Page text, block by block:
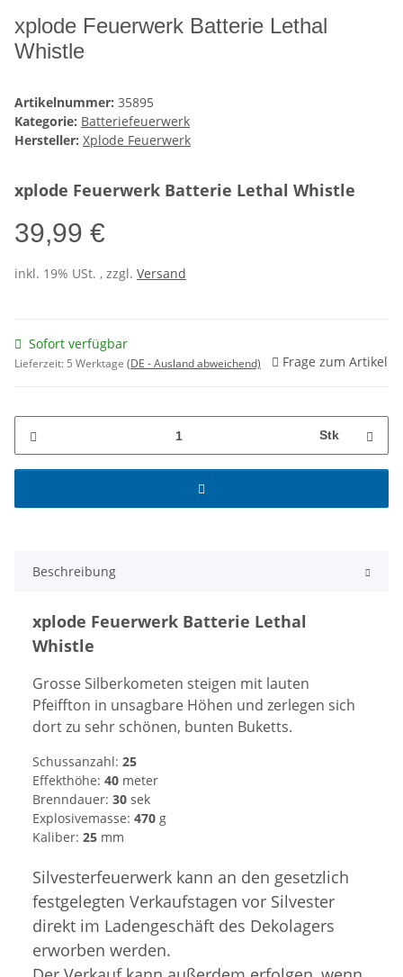
xplode Feuerwerk Batterie Lethal
Whistle
Artikelnummer: 35895
Kategorie: Batteriefeuerwerk
Hersteller: Xplode Feuerwerk
xplode Feuerwerk Batterie Lethal Whistle
39,99 €
inkl. 19% USt. , zzgl. Versand
Sofort verfügbar
Lieferzeit: 5 Werktage (DE - Ausland abweichend) Frage zum Artikel
Stk
Beschreibung
xplode Feuerwerk Batterie Lethal
Whistle
Grosse Silberkometen steigen mit lauten
Pfeiffton in unsagbare Höhen und zerlegen sich
dort zu sehr schönen, bunten Buketts.
Schussanzahl: 25
Effekthöhe: 40 meter
Brenndauer: 30 sek
Explosivemasse: 470 g
Kaliber: 25 mm
Silvesterfeuerwerk kann an den gesetzlich
festgelegten Verkaufstagen vor Silvester
direkt im Ladengeschäft des Dekolagers
erworben werden.